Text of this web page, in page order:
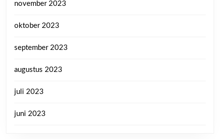
november 2023
oktober 2023
september 2023
augustus 2023
juli 2023
juni 2023